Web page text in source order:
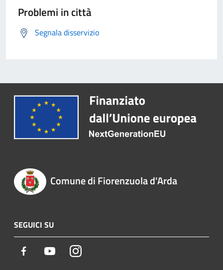
Problemi in città
Segnala disservizio
Comune di Fiorenzuola d'Arda
SEGUICI SU
Facebook YoutubeInstagram